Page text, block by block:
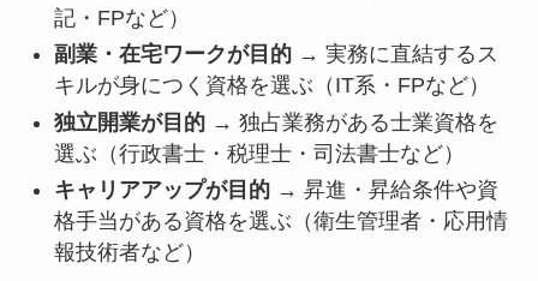
記・FPなど）
副業・在宅ワークが目的→ 実務に直結するス
キルが身につく資格を選ぶ（IT系・FPなど）
独立開業が目的→ 独占業務がある士業資格を
選ぶ（行政書士・税理士・司法書士など）
キャリアアップが目的→ 昇進・昇給条件や資
格手当がある資格を選ぶ（衛生管理者・応用情
報技術者など）